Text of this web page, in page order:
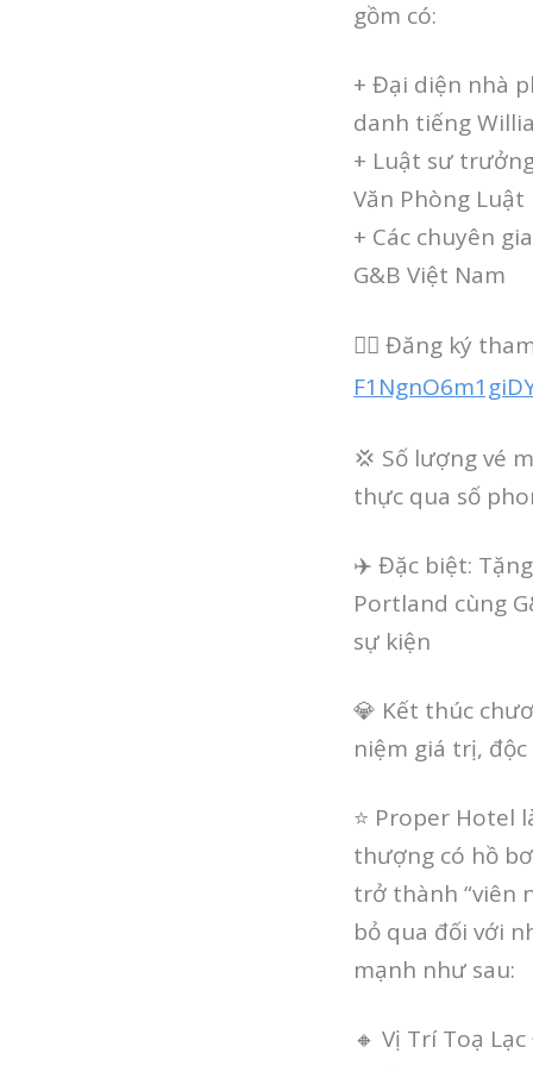
gồm có:
+ Đại diện nhà
danh tiếng
+ Luật sư
Văn Phòng Luật
+ Các chuyên
G&B Việt Nam
👉🏻 Đăng ký
💢 Số lượng vé
thực qua số
✈️ Đặc biệt:
Portland cùng
sự kiện
💎 Kết thúc
niệm giá trị,
⭐️ Proper Hotel
thượng có hồ
trở thành “viên
bỏ qua đối với
mạnh như sau:
🔸 Vị Trí Toạ